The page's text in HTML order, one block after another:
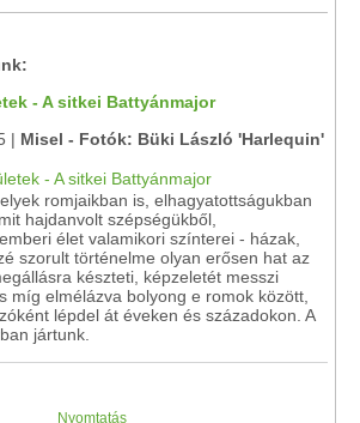
- A sitkei Battyánmajor
| Misel - Fotók: Büki László 'Harlequin'
romjaikban is, elhagyatottságukban
hajdanvolt szépségükből,
élet valamikori színterei - házak,
szorult történelme olyan erősen hat az
készteti, képzeletét messzi
míg elmélázva bolyong e romok között,
lépdel át éveken és századokon. A
jártunk.
Nyomtatás